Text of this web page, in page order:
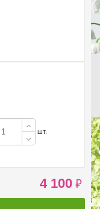
шт.
4 100 ₽